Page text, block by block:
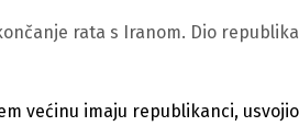
rata s Iranom. Dio
većinu imaju republikanci,